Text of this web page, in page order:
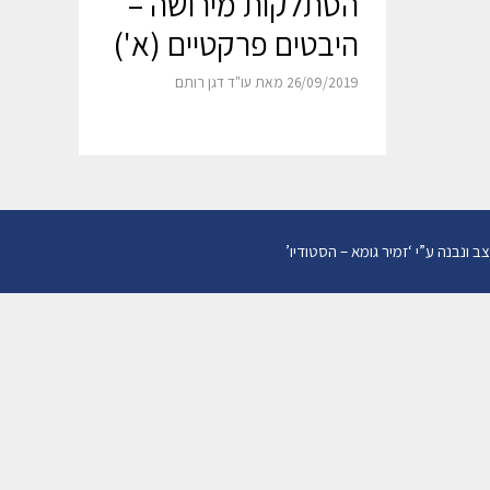
היבטים פרקטיים (א')
26/09/2019 מאת עו"ד דגן רותם
ונבנה ע”י ‘זמיר גומא – הסטודיו’